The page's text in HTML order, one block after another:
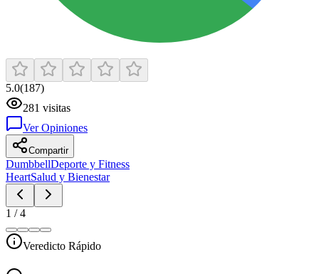
5.0(187)
281 visitas
Ver Opiniones
Compartir
DumbbellDeporte y Fitness
HeartSalud y Bienestar
1 /4
Veredicto Rápido